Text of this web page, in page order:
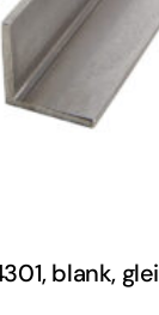
blank,